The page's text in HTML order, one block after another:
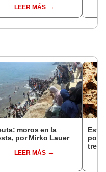
unoLEER MÁS
moros en la
por Mirko Lauer
LEER MÁS
Este
tres